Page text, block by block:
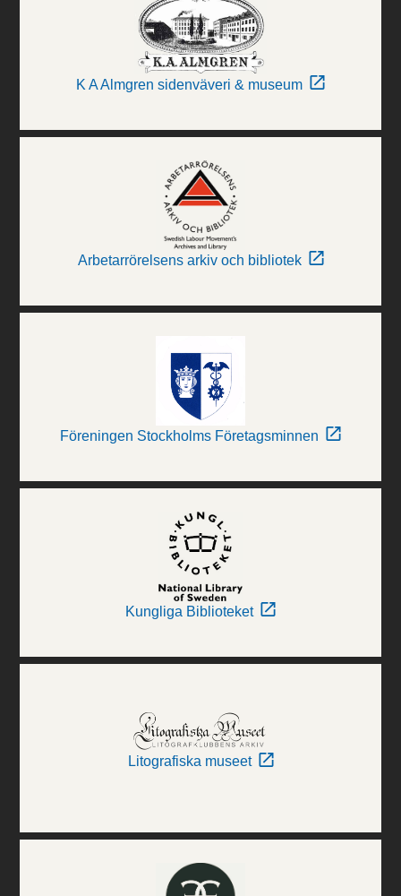
K A Almgren sidenväveri & museum
Arbetarrörelsens arkiv och bibliotek
Föreningen Stockholms Företagsminnen
Kungliga Biblioteket
Litografiska museet